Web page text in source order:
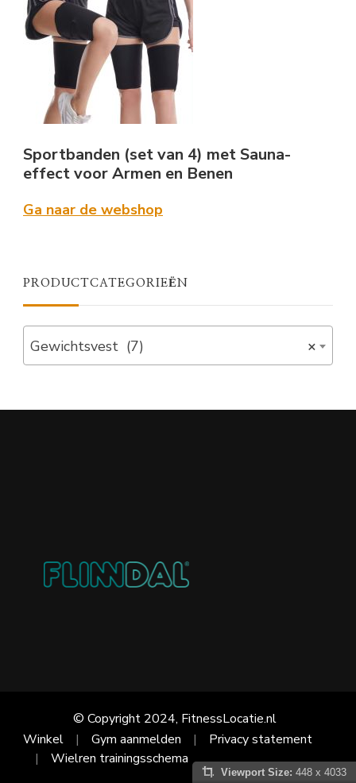
Sportbanden (set van 4) met Sauna-
effect voor Armen en Benen
Ga naar de webshop
PRODUCTCATEGORIEËN
×
Gewichtsvest (7)
© Copyright 2024, FitnessLocatie.nl
Winkel
Gym aanmelden
Privacy statement
Wielren trainingsschema
Viewport Size: 448 x 4033